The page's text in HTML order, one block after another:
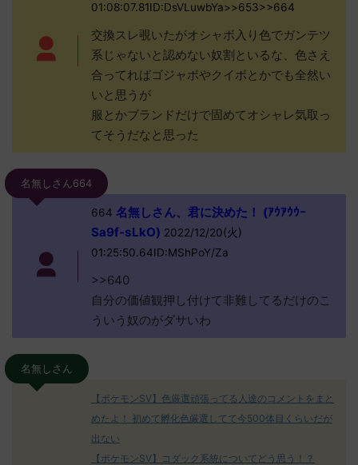
01:08:07.81ID:DsVLuwbYa>>653>>664
交換スレ覗いたがオシャボ入り色でガンテツ
系じゃないと認めない奴割といるな、色さえ
合ってればゴジャボやクイボとかでも全然い
いと思うが
服とかブランドだけで固めてオシャレ気取っ
てそうだなと思った
名無しさん664
664 名無しさん、君に決めた！ (ｱｳｱｳｳｰ
Sa9f-sLkO) 2022/12/20(火)
01:25:50.64ID:MShPoY/Za
>>640
自分の価値観押し付けて非難してるだけのこ
ういう奴のがダサいわ
名無しさん
【ポケモンSV】色厳選頑張ってる人達のコメントをまと
めたよ！ 初めて孵化色厳選してて今500体目くらいだが
出ない
【ポケモンSV】コダック系統についてどう思う！？